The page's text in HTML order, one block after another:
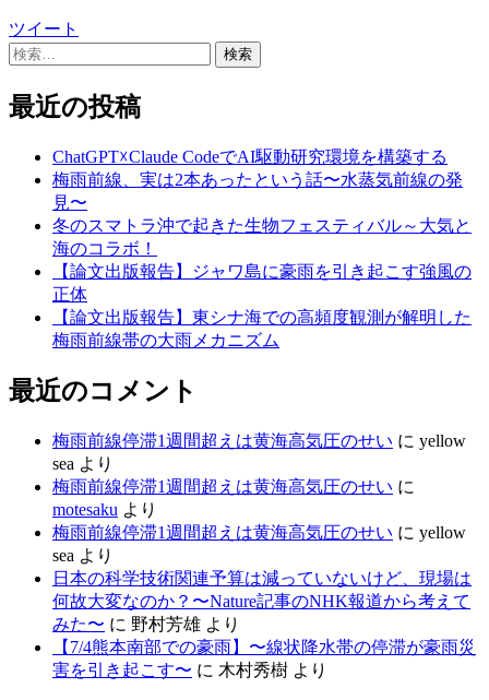
ツイート
検
最近の投稿
ChatGPT☓Claude CodeでAI駆動研究環境を構築する
梅雨前線、実は2本あったという話〜水蒸気前線の発
見〜
冬のスマトラ沖で起きた生物フェスティバル～大気と
海のコラボ！
【論文出版報告】ジャワ島に豪雨を引き起こす強風の
正体
【論文出版報告】東シナ海での高頻度観測が解明した
梅雨前線帯の大雨メカニズム
最近のコメント
梅雨前線停滞1週間超えは黄海高気圧のせい に yellow
sea より
梅雨前線停滞1週間超えは黄海高気圧のせい に
motesaku より
梅雨前線停滞1週間超えは黄海高気圧のせい に yellow
sea より
日本の科学技術関連予算は減っていないけど、現場は
何故大変なのか？〜Nature記事のNHK報道から考えて
みた〜 に 野村芳雄 より
【7/4熊本南部での豪雨】〜線状降水帯の停滞が豪雨災
害を引き起こす〜 に 木村秀樹 より